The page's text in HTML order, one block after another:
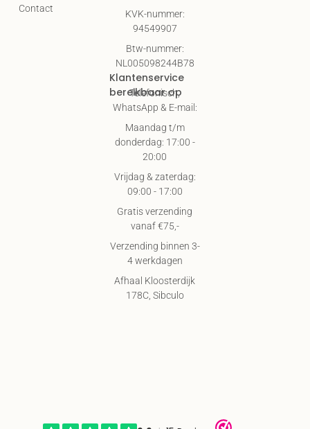
Contact
KVK-nummer:
94549907
Btw-nummer:
NL005098244B78
Klantenservice
bereikbaar op
Telefonisch,
WhatsApp & E-mail:
Maandag t/m
donderdag: 17:00 -
20:00
Vrijdag & zaterdag:
09:00 - 17:00
Gratis verzending
vanaf €75,-
Verzending binnen 3-
4 werkdagen
Afhaal Kloosterdijk
178C, Sibculo